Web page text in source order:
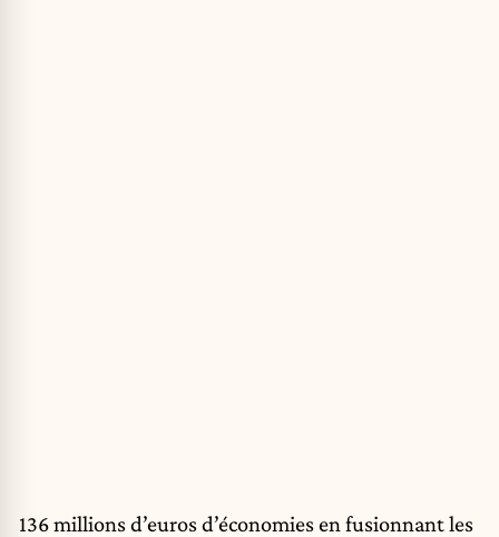
136 millions d’euros d’économies en fusionnant les